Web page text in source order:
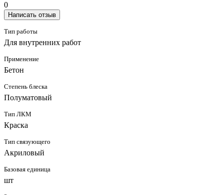
0
Написать отзыв
Тип работы
Для внутренних работ
Применение
Бетон
Степень блеска
Полуматовый
Тип ЛКМ
Краска
Тип связующего
Акриловый
Базовая единица
шт